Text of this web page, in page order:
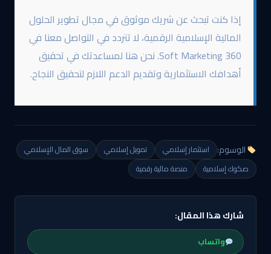
إذا كنت تبحث عن شريك موثوق في مجال تطوير الحلول
المالية الإسلامية الرقمية، لا تتردد في التواصل معنا في
360 Soft Marketing. نحن هنا لمساعدتك في تحقيق
أهدافك الاستثمارية وتقديم الدعم اللازم لتحقيق النجاح.
الوسوم: استثمار إسلامي تمويل إسلامي
سوق المال الإسلامي
صكوك إسلامية
منصة مالية رقمية
شارك هذا المقال:
واتساب